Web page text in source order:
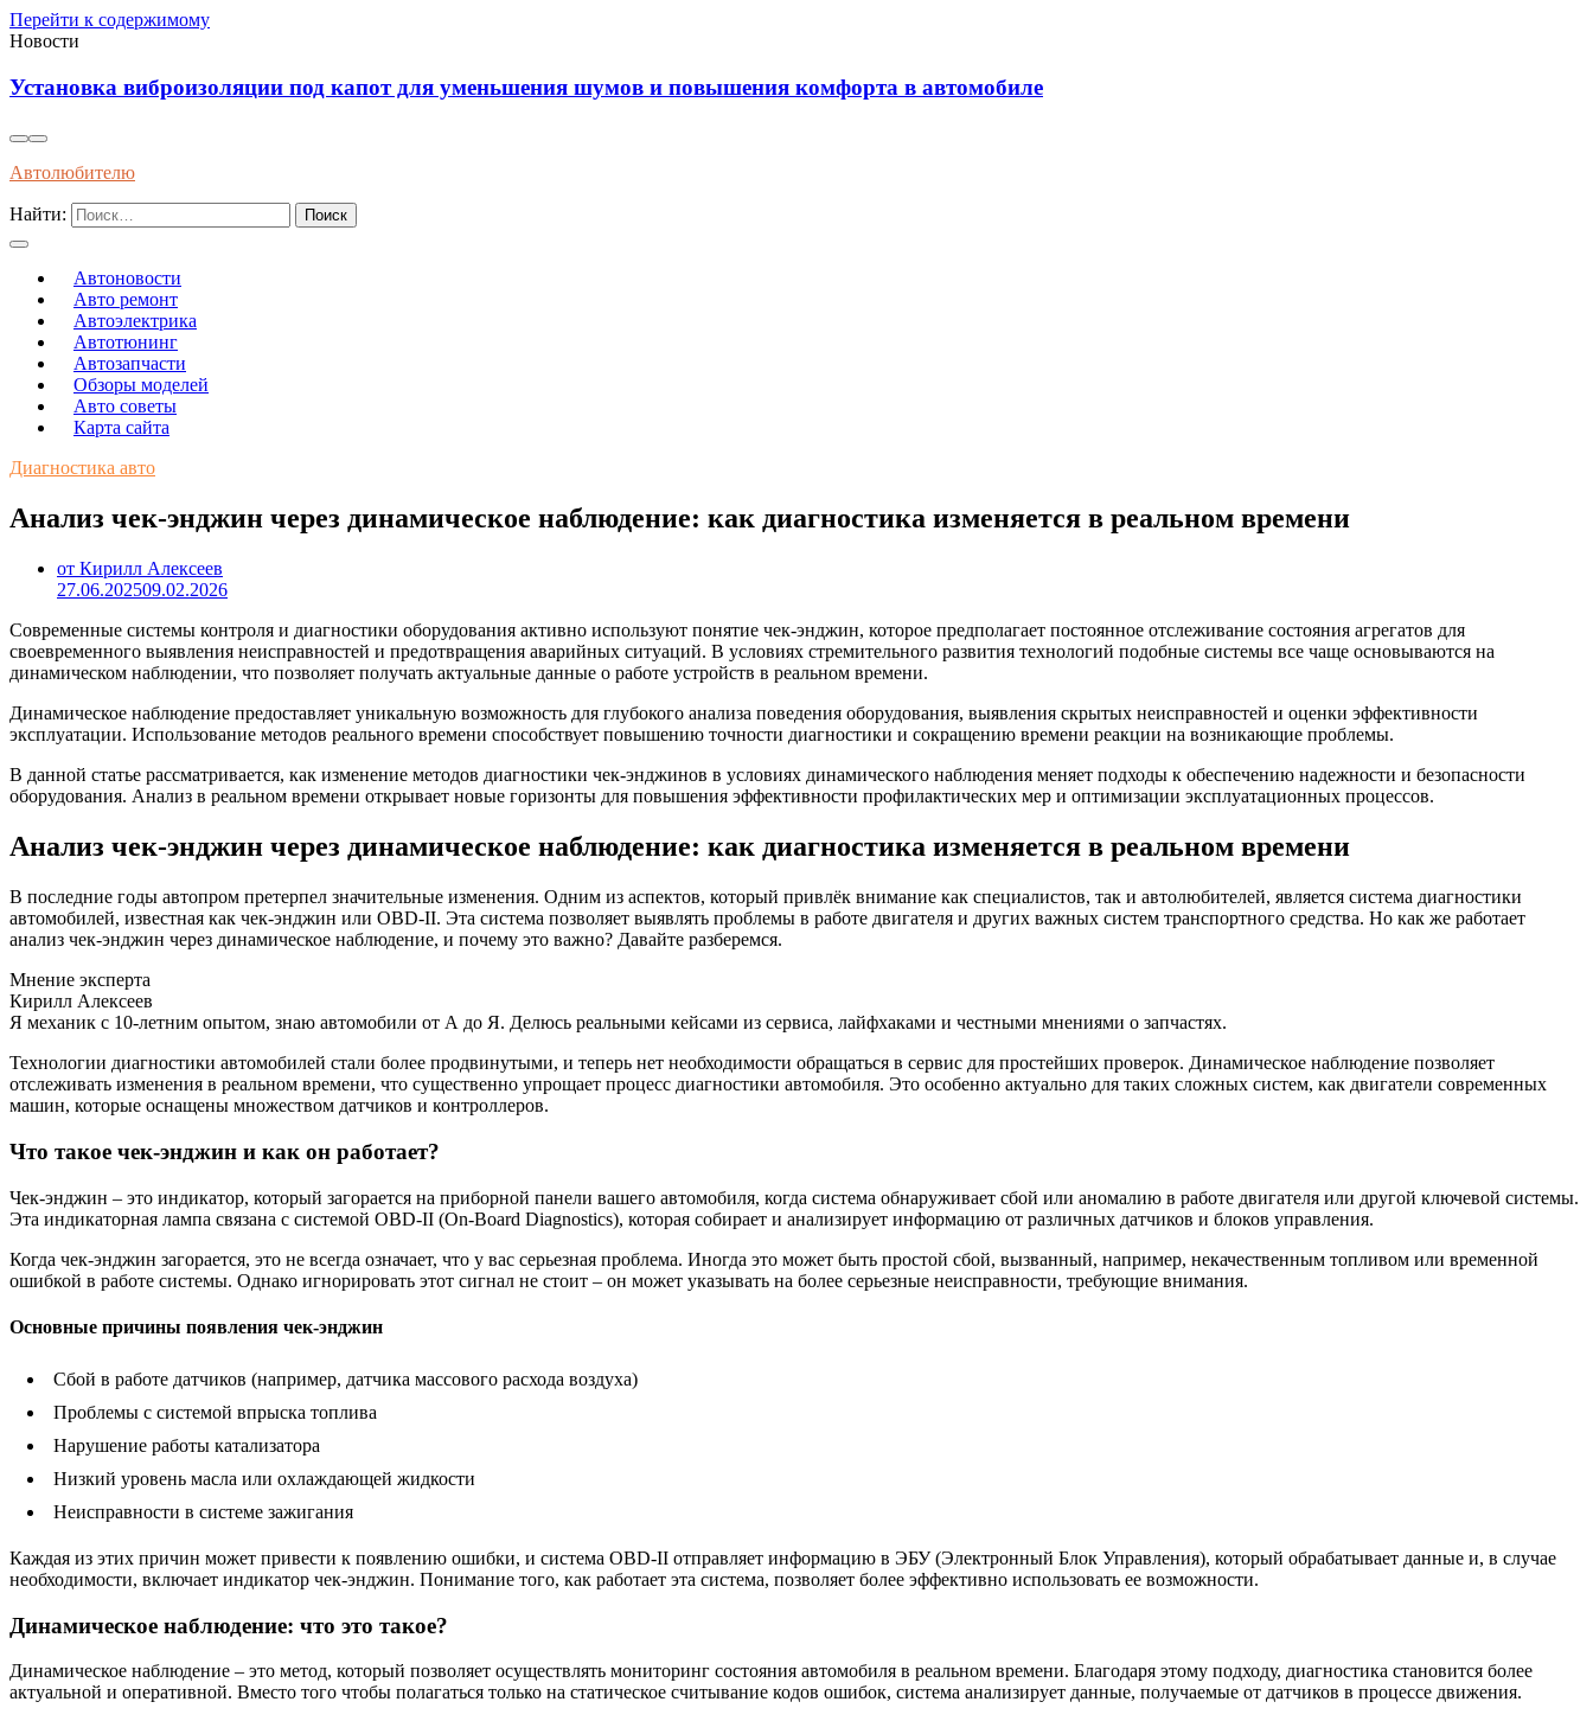
Перейти к содержимому
Новости
Влияние современного топлива на износ и долговечность двигателей внутреннего сгорания
Автолюбителю
Найти:
Автоновости
Авто ремонт
Автоэлектрика
Автотюнинг
Автозапчасти
Обзоры моделей
Авто советы
Карта сайта
Диагностика авто
Анализ чек-энджин через динамическое наблюдение: как диагностика изменяется в реальном времени
от Кирилл Алексеев
27.06.202509.02.2026
Современные системы контроля и диагностики оборудования активно используют понятие чек-энджин, которое предполагает постоянное отслеживание состояния агрегатов для
своевременного выявления неисправностей и предотвращения аварийных ситуаций. В условиях стремительного развития технологий подобные системы все чаще основываются на
динамическом наблюдении, что позволяет получать актуальные данные о работе устройств в реальном времени.
Динамическое наблюдение предоставляет уникальную возможность для глубокого анализа поведения оборудования, выявления скрытых неисправностей и оценки эффективности
эксплуатации. Использование методов реального времени способствует повышению точности диагностики и сокращению времени реакции на возникающие проблемы.
В данной статье рассматривается, как изменение методов диагностики чек-энджинов в условиях динамического наблюдения меняет подходы к обеспечению надежности и безопасности
оборудования. Анализ в реальном времени открывает новые горизонты для повышения эффективности профилактических мер и оптимизации эксплуатационных процессов.
Анализ чек-энджин через динамическое наблюдение: как диагностика изменяется в реальном времени
В последние годы автопром претерпел значительные изменения. Одним из аспектов, который привлёк внимание как специалистов, так и автолюбителей, является система диагностики
автомобилей, известная как чек-энджин или OBD-II. Эта система позволяет выявлять проблемы в работе двигателя и других важных систем транспортного средства. Но как же работает
анализ чек-энджин через динамическое наблюдение, и почему это важно? Давайте разберемся.
Мнение эксперта
Кирилл Алексеев
Я механик с 10-летним опытом, знаю автомобили от А до Я. Делюсь реальными кейсами из сервиса, лайфхаками и честными мнениями о запчастях.
Технологии диагностики автомобилей стали более продвинутыми, и теперь нет необходимости обращаться в сервис для простейших проверок. Динамическое наблюдение позволяет
отслеживать изменения в реальном времени, что существенно упрощает процесс диагностики автомобиля. Это особенно актуально для таких сложных систем, как двигатели современных
машин, которые оснащены множеством датчиков и контроллеров.
Что такое чек-энджин и как он работает?
Чек-энджин – это индикатор, который загорается на приборной панели вашего автомобиля, когда система обнаруживает сбой или аномалию в работе двигателя или другой ключевой системы.
Эта индикаторная лампа связана с системой OBD-II (On-Board Diagnostics), которая собирает и анализирует информацию от различных датчиков и блоков управления.
Когда чек-энджин загорается, это не всегда означает, что у вас серьезная проблема. Иногда это может быть простой сбой, вызванный, например, некачественным топливом или временной
ошибкой в работе системы. Однако игнорировать этот сигнал не стоит – он может указывать на более серьезные неисправности, требующие внимания.
Основные причины появления чек-энджин
Сбой в работе датчиков (например, датчика массового расхода воздуха)
Проблемы с системой впрыска топлива
Нарушение работы катализатора
Низкий уровень масла или охлаждающей жидкости
Неисправности в системе зажигания
Каждая из этих причин может привести к появлению ошибки, и система OBD-II отправляет информацию в ЭБУ (Электронный Блок Управления), который обрабатывает данные и, в случае
необходимости, включает индикатор чек-энджин. Понимание того, как работает эта система, позволяет более эффективно использовать ее возможности.
Динамическое наблюдение: что это такое?
Динамическое наблюдение – это метод, который позволяет осуществлять мониторинг состояния автомобиля в реальном времени. Благодаря этому подходу, диагностика становится более
актуальной и оперативной. Вместо того чтобы полагаться только на статическое считывание кодов ошибок, система анализирует данные, получаемые от датчиков в процессе движения.